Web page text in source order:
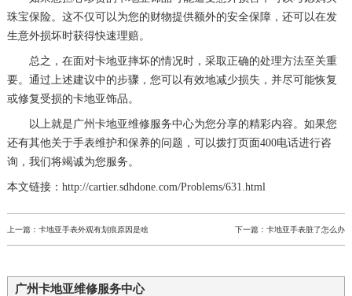
珠宝保险。这不仅可以为您的财物提供额外的安全保障，还可以在发
生意外损坏时获得快速理赔。
总之，在面对卡地亚摔坏的情况时，采取正确的处理方法至关重
要。通过上述建议中的步骤，您可以有效地减少损失，并尽可能恢复
或修复受损的卡地亚饰品。
以上就是 广州卡地亚维修服务中心为您分享的精彩内容。如果您
还有其他关于手表维护和保养的问题，可以拨打页面400电话进行咨
询，我们将竭诚为您服务。
本文链接：http://cartier.sdhdone.com/Problems/631.html
上一篇： 卡地亚手表外观有划痕原因是啥 下一篇：卡地亚手表脏了怎么办
广州卡地亚维修服务中心